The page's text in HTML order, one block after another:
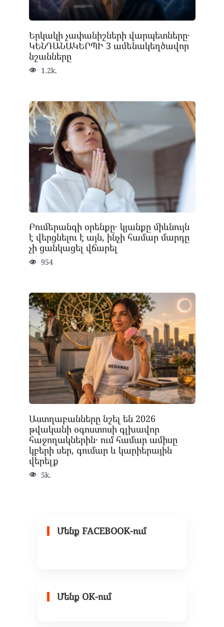
Երկակի չափանիշների վարպետները․
ԿԵՆԴԱՆԱԿԵՐՊԻ 3 ամենակեղծավոր
նշանները
1.2k.
Բումերանգի օրենքը․ կյանքը միևնույն
է վերցնելու է այն, ինչի համար մարդը
չի ցանկացել վճարել
954
Աստղաբանները նշել են 2026
թվականի օգոստոսի գլխավոր
հաջողակներին․ ում համար ամիսը
կբերի սեր, գումար և կարիերային
վերելք
5k.
Մենք FACEBOOK-ում
Մենք OK-ում